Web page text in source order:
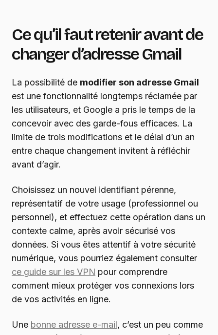
Ce qu’il faut retenir avant de
changer d’adresse Gmail
La possibilité de modifier son adresse Gmail
est une fonctionnalité longtemps réclamée par
les utilisateurs, et Google a pris le temps de la
concevoir avec des garde-fous efficaces. La
limite de trois modifications et le délai d’un an
entre chaque changement invitent à réfléchir
avant d’agir.
Choisissez un nouvel identifiant pérenne,
représentatif de votre usage (professionnel ou
personnel), et effectuez cette opération dans un
contexte calme, après avoir sécurisé vos
données. Si vous êtes attentif à votre sécurité
numérique, vous pourriez également consulter
ce guide sur les VPN pour comprendre
comment mieux protéger vos connexions lors
de vos activités en ligne.
Une bonne adresse e-mail, c’est un peu comme